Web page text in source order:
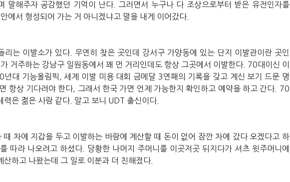
말해주자 공감했던 기억이 난다 그러면서 누구나 다 조상으로부터 받은 유전인자를
안에서 형성되어 가는 거 아니겠냐고 말을 내게 이어갔다.
리는 이발소가 있다. 우연히 찾은 곳인데 강서구 가양동에 있는 단지 이발관이란 곳인
거주하는 강남구 일원동에서 꽤 먼 거리인데도 항상 그곳에서 이발한다. 70대이신 이
년대 기능올림픽 ,세계 이발 미용 대회 금메달3연패의 기록을 갖고 계신 보기 드문 명
항상 기다려야 한다 그래서 한국 가면 언제 가능한지 확인하고 예약을 하고 간다 . 70
력은 젊은 사람 같다. 알고 보니 UDT 출신이다.
때 차에 지갑을 두고 이발하는 바람에 계산할 때 돈이 없어 잠깐 차에 갔다 오겠다고 하
따라 나오려고 하셨다. 당황한 나머지 주머니를 이곳저곳 뒤지다가 셔츠 윗주머니에
산하고 나왔는데 그 일로 이분과 더 친해졌다.